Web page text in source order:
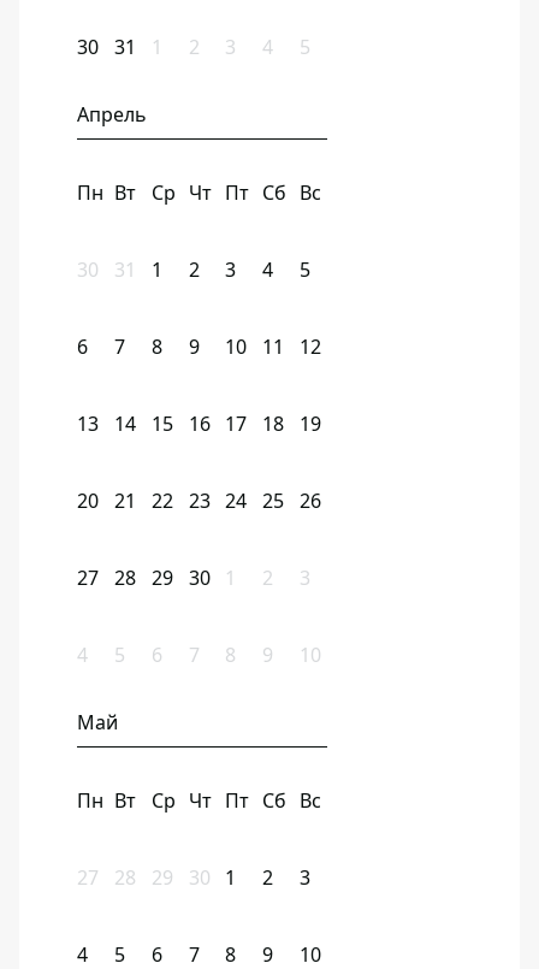
30 31 1 2 3 4 5
Апрель
Пн Вт Ср Чт Пт Сб Вс
30 31 1 2 3 4 5
6 7 8 9 10 11 12
13 14 15 16 17 18 19
20 21 22 23 24 25 26
27 28 29 30 1 2 3
4 5 6 7 8 9 10
Май
Пн Вт Ср Чт Пт Сб Вс
27 28 29 30 1 2 3
4 5 6 7 8 9 10